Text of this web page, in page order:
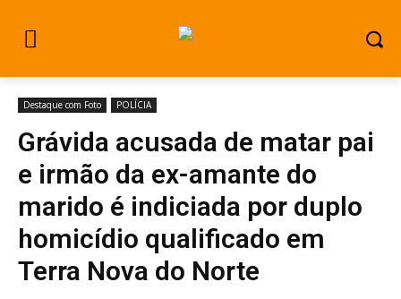
Destaque com Foto POLÍCIA
Grávida acusada de matar pai
e irmão da ex-amante do
marido é indiciada por duplo
homicídio qualificado em
Terra Nova do Norte